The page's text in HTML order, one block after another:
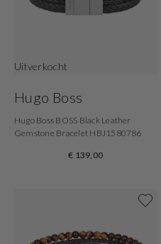
Uitverkocht
Hugo Boss
Hugo Boss BOSS Black Leather
Gemstone Bracelet HBJ1580786
€ 139,00